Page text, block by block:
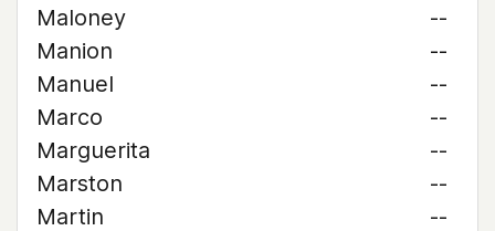
Maloney
--
Manion
--
Manuel
--
Marco
--
Marguerita
--
Marston
--
Martin
--